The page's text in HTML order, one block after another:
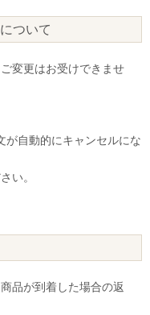
ついて
変更はお受けできませ
が自動的にキャンセルにな
い。
品が到着した場合の返